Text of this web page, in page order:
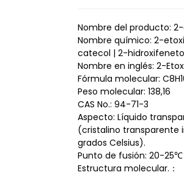
Nombre del producto:
Nombre químico: 2-
catecol | 2-
Nombre en inglés: 2-
Fórmula molecular:
Peso molecular: 138,16
CAS No.: 94-71-3
Aspecto: Líquido
(cristalino transparente
grados Celsius).
Punto de fusión: 20-25℃
Estructura molecular.：